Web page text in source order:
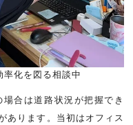
化を図る相談中
合は道路状況が把握でき
あります。当初はオフィス